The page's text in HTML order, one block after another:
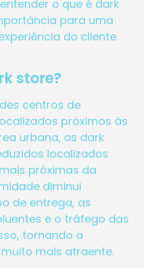
o que é dark
para uma
do cliente.
store?
centros de
próximos às
urbana, as dark
localizados
próximas da
diminui
de entrega, as
e o tráfego das
tornando a
mais atraente.